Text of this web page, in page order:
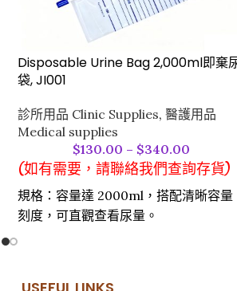
Disposable Urine Bag 2,000ml即棄
袋, JI001
診所用品 Clinic Supplies, 醫護用品
Medical supplies
$130.00 – $340.00
(如有需要，請聯絡我們查詢存貨)
規格：容量達 2000ml，搭配清晰容量
刻度，可直觀查看尿量。​
且不含天然橡膠乳膠，降低過敏風險。​